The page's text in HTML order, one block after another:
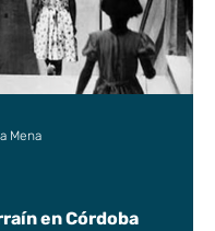
en Córdoba
Mena